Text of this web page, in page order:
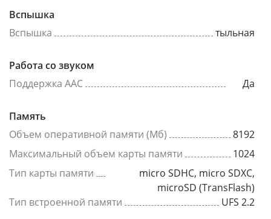
Вспышка
Вспышка
тыльная
Работа со звуком
Поддержка AAC
Да
Память
Объем оперативной памяти (Мб)
8192
Максимальный объем карты памяти
1024
Тип карты памяти
micro SDHC, micro SDXC,
microSD (TransFlash)
Тип встроенной памяти
UFS 2.2